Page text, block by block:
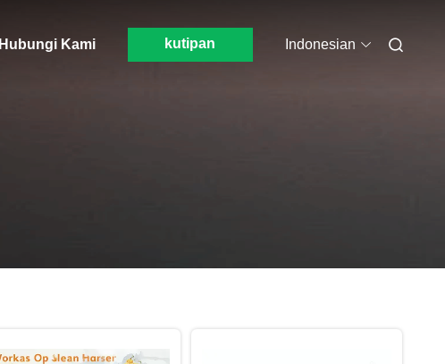
Hubungi Kami kutipan Indonesian